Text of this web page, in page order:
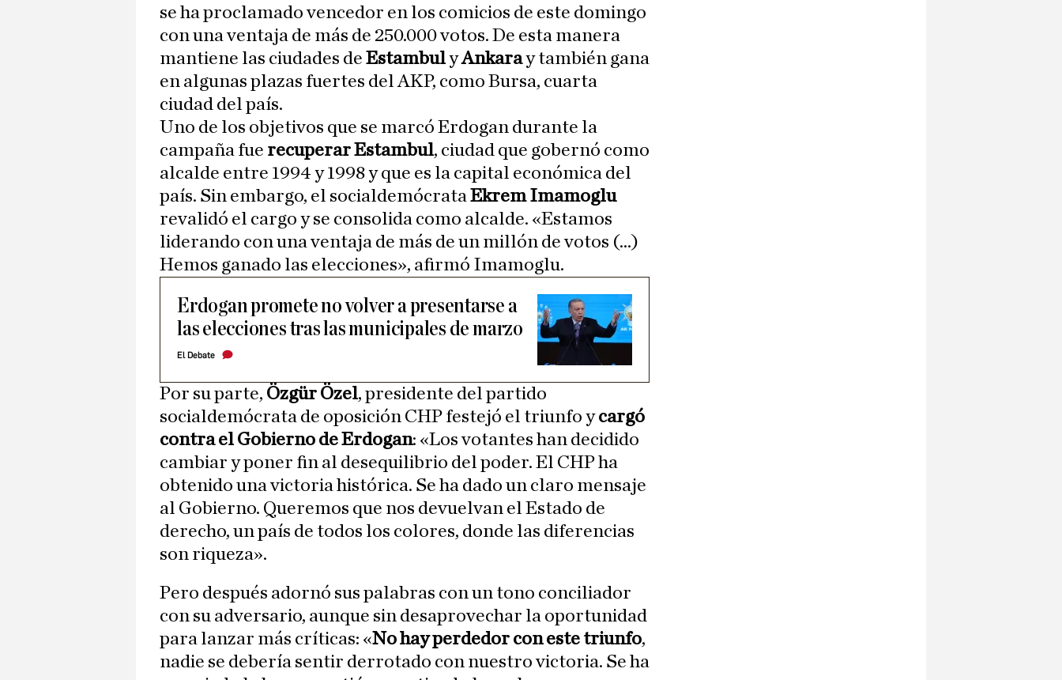
se ha proclamado vencedor en los comicios de este domingo
con una ventaja de más de 250.000 votos. De esta manera
mantiene las ciudades de EstambulyAnkaray también gana
en algunas plazas fuertes del AKP, como Bursa, cuarta
ciudad del país.
Uno de los objetivos que se marcó Erdogan durante la
campaña fue recuperar Estambul, ciudad que gobernó como
alcalde entre 1994 y 1998 y que es la capital económica del
país. Sin embargo, el socialdemócrataEkrem Imamoglu
revalidó el cargo y se consolida como alcalde. «Estamos
liderando con una ventaja de más de un millón de votos (...)
Hemos ganado las elecciones», afirmó Imamoglu.
Erdogan promete no volver a presentarse a
las elecciones tras las municipales de marzo
El Debate
Por su parte, Özgür Özel, presidente del partido
socialdemócrata de oposición CHP festejó el triunfo ycargó
contra el Gobierno de Erdogan: «Los votantes han decidido
cambiar y poner fin al desequilibrio del poder. El CHP ha
obtenido una victoria histórica. Se ha dado un claro mensaje
al Gobierno. Queremos que nos devuelvan el Estado de
derecho, un país de todos los colores, donde las diferencias
son riqueza».
Pero después adornó sus palabras con un tono conciliador
con su adversario, aunque sin desaprovechar la oportunidad
para lanzar más críticas: «No hay perdedor con este triunfo,
nadie se debería sentir derrotado con nuestro victoria. Se ha